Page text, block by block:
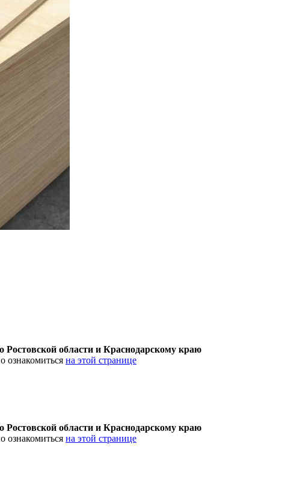
Ростовской области и Краснодарскому краю
ознакомиться на этой странице
Ростовской области и Краснодарскому краю
ознакомиться на этой странице